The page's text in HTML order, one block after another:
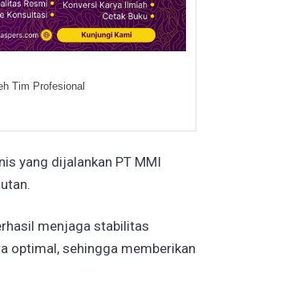
Tim Profesional
yang dijalankan PT MMI
menjaga stabilitas
optimal, sehingga memberikan